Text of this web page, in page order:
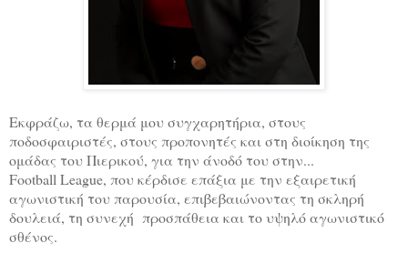
Εκφράζω, τα θερμά μου συγχαρητήρια, στους
ποδοσφαιριστές, στους προπονητές και στη διοίκηση της
ομάδας του Πιερικού, για την άνοδό του στην...
Football League, που κέρδισε επάξια με την εξαιρετική
αγωνιστική του παρουσία, επιβεβαιώνοντας τη σκληρή
δουλειά, τη συνεχή προσπάθεια και το υψηλό αγωνιστικό
σθένος.